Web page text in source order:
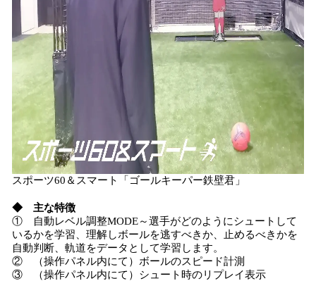
スポーツ60＆スマート「ゴールキーパー鉄壁君」
◆ 主な特徴
① 自動レベル調整MODE～選手がどのようにシュートして
いるかを学習、理解しボールを逃すべきか、止めるべきかを
自動判断、軌道をデータとして学習します。
② （操作パネル内にて）ボールのスピード計測
③ （操作パネル内にて）シュート時のリプレイ表示